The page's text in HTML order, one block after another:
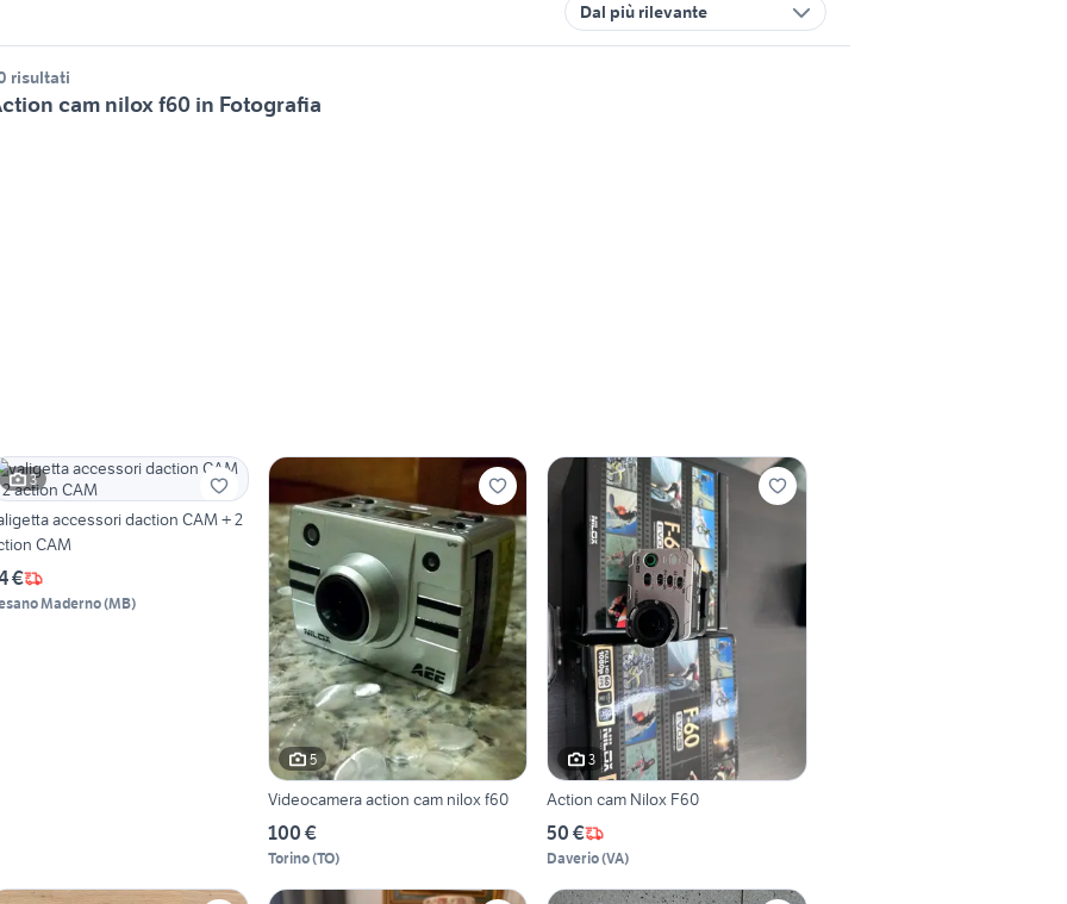
Dal più rilevante
risultati
cam nilox f60 in Fotografia
3
accessori daction CAM + 2
CAM
€
Maderno(MB)
5
Videocamera action cam nilox f60
100 €
Torino(TO)
3
Action cam Nilox F60
50 €
Daverio(VA)